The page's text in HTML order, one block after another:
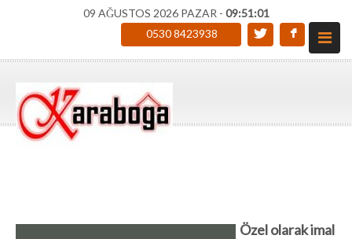
09 AĞUSTOS 2026 PAZAR - 09:51:02
0530 8423938
Özel olarak imal